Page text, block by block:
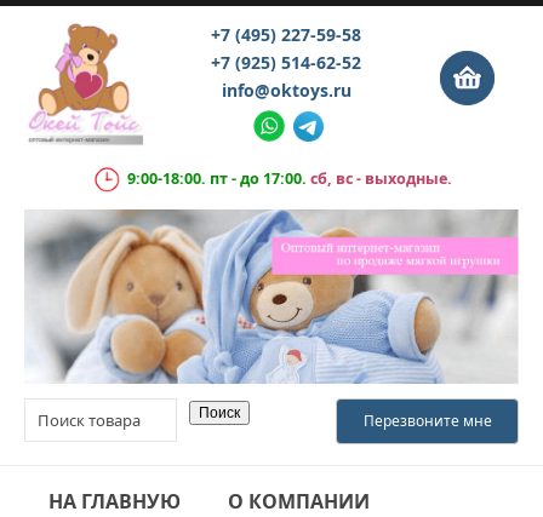
+7 (495) 227-59-58
+7 (925) 514-62-52
info@oktoys.ru
9:00-18:00. пт - до 17:00. сб, вс - выходные.
НА ГЛАВНУЮ О КОМПАНИИ